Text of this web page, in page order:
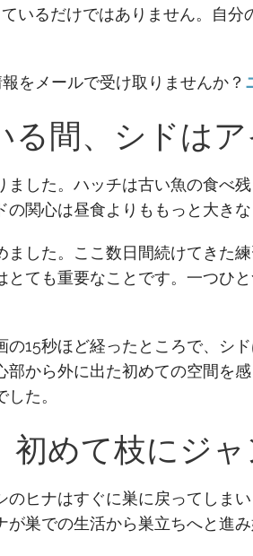
いるだけではありません。自
をメールで受け取りませんか？
間、シドは
した。ハッチは古い魚の食べ
関心は昼食よりももっと大き
した。ここ数日間続けてきた
ても重要なことです。一つひ
15秒ほど経ったところで、シ
から外に出た初めての空間を
た。
初めて枝にジ
ヒナはすぐに巣に戻ってしま
巣での生活から巣立ちへと進